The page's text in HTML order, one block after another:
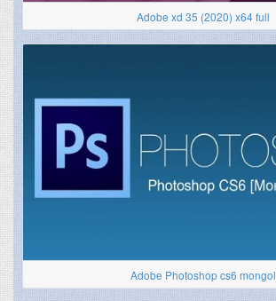
Adobe xd 35 (2020) x64 full
Adobe Photoshop cs6 mongol